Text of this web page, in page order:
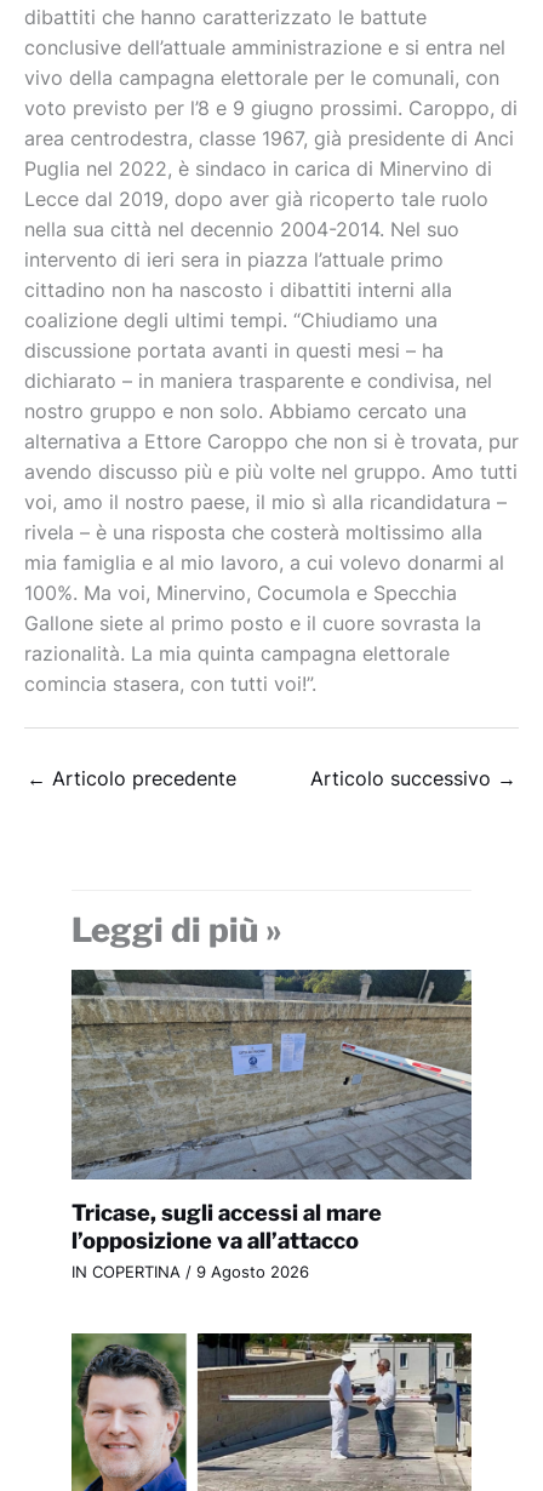
dibattiti che hanno caratterizzato le battute
conclusive dell’attuale amministrazione e si entra nel
vivo della campagna elettorale per le comunali, con
voto previsto per l’8 e 9 giugno prossimi. Caroppo, di
area centrodestra, classe 1967, già presidente di Anci
Puglia nel 2022, è sindaco in carica di Minervino di
Lecce dal 2019, dopo aver già ricoperto tale ruolo
nella sua città nel decennio 2004-2014. Nel suo
intervento di ieri sera in piazza l’attuale primo
cittadino non ha nascosto i dibattiti interni alla
coalizione degli ultimi tempi. “Chiudiamo una
discussione portata avanti in questi mesi – ha
dichiarato – in maniera trasparente e condivisa, nel
nostro gruppo e non solo. Abbiamo cercato una
alternativa a Ettore Caroppo che non si è trovata, pur
avendo discusso più e più volte nel gruppo. Amo tutti
voi, amo il nostro paese, il mio sì alla ricandidatura –
rivela – è una risposta che costerà moltissimo alla
mia famiglia e al mio lavoro, a cui volevo donarmi al
100%. Ma voi, Minervino, Cocumola e Specchia
Gallone siete al primo posto e il cuore sovrasta la
razionalità. La mia quinta campagna elettorale
comincia stasera, con tutti voi!”.
← Articolo precedente Articolo successivo →
Leggi di più »
Tricase, sugli accessi al mare
l’opposizione va all’attacco
IN COPERTINA/ 9 Agosto 2026